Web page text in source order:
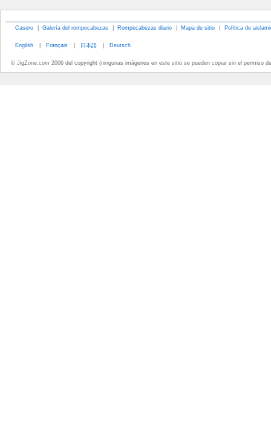
Casero | Galería del rompecabezas | Rompecabezas diario | Mapa de sitio | Política de
English | Français | 日本語 | Deutsch
© JigZone.com 2006 del copyright (ningunas imágenes en este sitio se pueden copiar sin el permiso